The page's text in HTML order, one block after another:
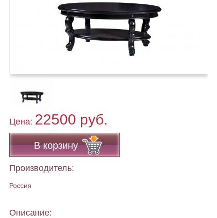
Цена: 22500 руб.
В корзину
Производитель:
Россия
Описание: